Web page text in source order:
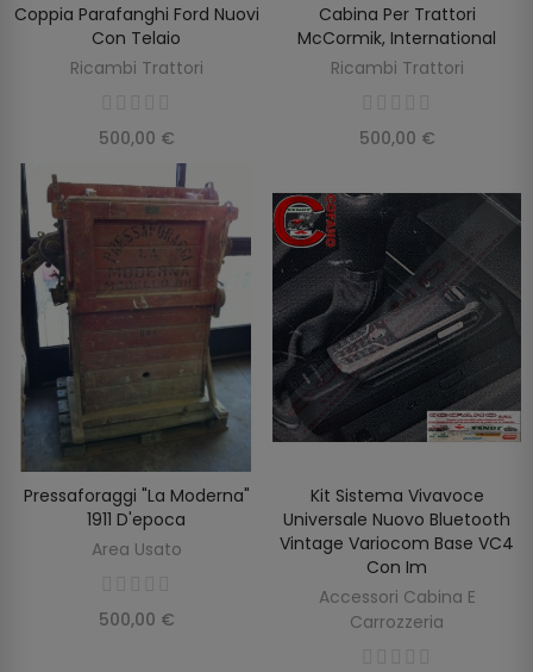
AGGIUNGI AL CARRELLO
Coppia Parafanghi Ford Nuovi
Con Telaio
Ricambi Trattori
500,00 €
SCOPRIRE
Cabina Per Trattori
McCormik, International
Ricambi Trattori
500,00 €
AGGIUNGI AL CARRELLO
Pressaforaggi "la Moderna"
1911 D'epoca
Area Usato
500,00 €
AGGIUNGI AL CARRELLO
Kit Sistema Vivavoce
Universale Nuovo Bluetooth
Vintage Variocom Base VC4
Con Im
Accessori Cabina E
Carrozzeria